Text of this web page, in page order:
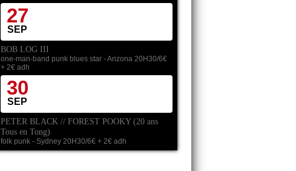
27
SEP
BOB LOG III
one-man-band punk blues star - Arizona 20H30/6€
+ 2€ adh
30
SEP
PETER BLACK // FOREST POOKY (20 ans
Tous en Tong)
folk punk - Sydney 20H30/6€ + 2€ adh